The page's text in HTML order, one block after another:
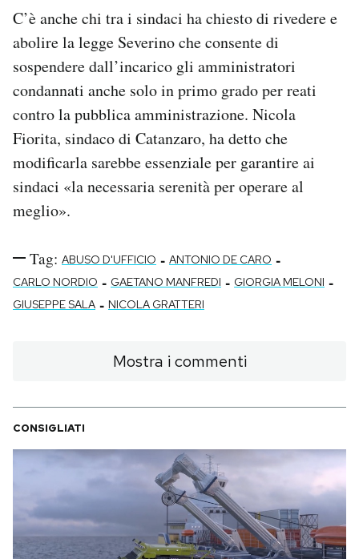
C’è anche chi tra i sindaci ha chiesto di rivedere e
abolire la legge Severino che consente di
sospendere dall’incarico gli amministratori
condannati anche solo in primo grado per reati
contro la pubblica amministrazione. Nicola
Fiorita, sindaco di Catanzaro, ha detto che
modificarla sarebbe essenziale per garantire ai
sindaci «la necessaria serenità per operare al
meglio».
Tag: ABUSO D'UFFICIO - ANTONIO DE CARO -
CARLO NORDIO - GAETANO MANFREDI - GIORGIA MELONI -
GIUSEPPE SALA - NICOLA GRATTERI
Mostra i commenti
CONSIGLIATI